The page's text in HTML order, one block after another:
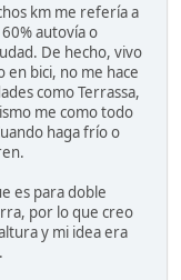
km me refería a
autovía o
De hecho, vivo
bici, no me hace
como Terrassa,
me como todo
haga frío o
es para doble
por lo que creo
y mi idea era